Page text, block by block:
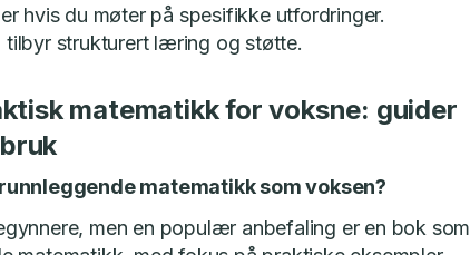
hvis du møter på spesifikke utfordringer.
tilbyr strukturert læring og støtte.
matematikk for voksne: guider
matematikk som voksen?
men en populær anbefaling er en bok som